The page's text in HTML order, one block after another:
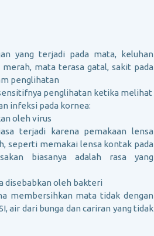
yang terjadi pada mata, keluhan
mata terasa gatal, sakit pada
penglihatan
penglihatan ketika melihat
infeksi pada kornea:
oleh virus
terjadi karena pemakaan lensa
seperti memakai lensa kontak pada
biasanya adalah rasa yang
disebabkan oleh bakteri
membersihkan mata tidak dengan
air dari bunga dan cariran yang tidak